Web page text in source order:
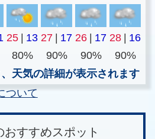
25 13 27 17 26 17 28
16
80% 90% 90%
90%
天気の詳細が表示されます
ついて
おすすめスポット